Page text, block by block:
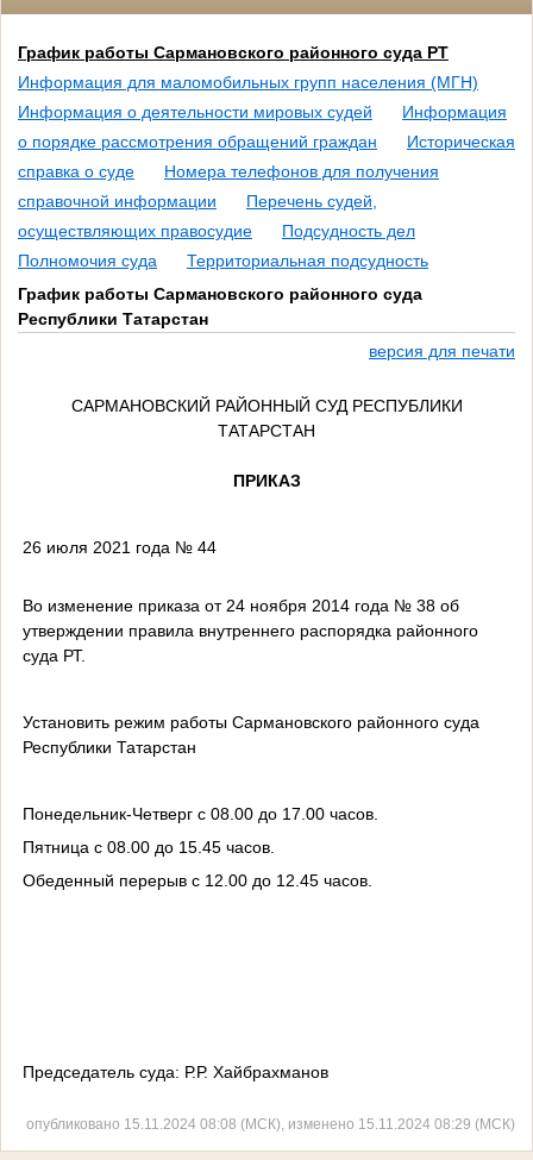
График работы Сармановского районного суда РТ
Информация для маломобильных групп населения (МГН)
Информация о деятельности мировых судей
Информация
о порядке рассмотрения обращений граждан
Историческая
справка о суде
Номера телефонов для получения
справочной информации
Перечень судей,
осуществляющих правосудие
Подсудность дел
Полномочия суда
Территориальная подсудность
График работы Сармановского районного суда
Республики Татарстан
версия для печати
САРМАНОВСКИЙ РАЙОННЫЙ СУД РЕСПУБЛИКИ
ТАТАРСТАН
ПРИКАЗ
26 июля 2021 года № 44
Во изменение приказа от 24 ноября 2014 года № 38 об
утверждении правила внутреннего распорядка районного
суда РТ.
Установить режим работы Сармановского районного суда
Республики Татарстан
Понедельник-Четверг с 08.00 до 17.00 часов.
Пятница с 08.00 до 15.45 часов.
Обеденный перерыв с 12.00 до 12.45 часов.
Председатель суда: Р.Р. Хайбрахманов
опубликовано 15.11.2024 08:08 (МСК), изменено 15.11.2024 08:29 (МСК)